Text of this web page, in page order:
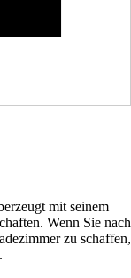
mit seinem
Wenn Sie nach
zu schaffen,